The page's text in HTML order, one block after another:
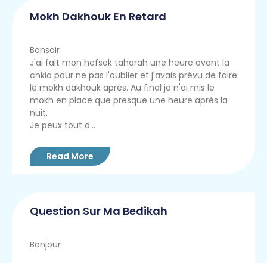
Mokh Dakhouk En Retard
Bonsoir
J'ai fait mon hefsek taharah une heure avant la
chkia pour ne pas l'oublier et j'avais prévu de faire
le mokh dakhouk après. Au final je n'ai mis le
mokh en place que presque une heure après la
nuit.
Je peux tout d...
Read More
Question Sur Ma Bedikah
Bonjour